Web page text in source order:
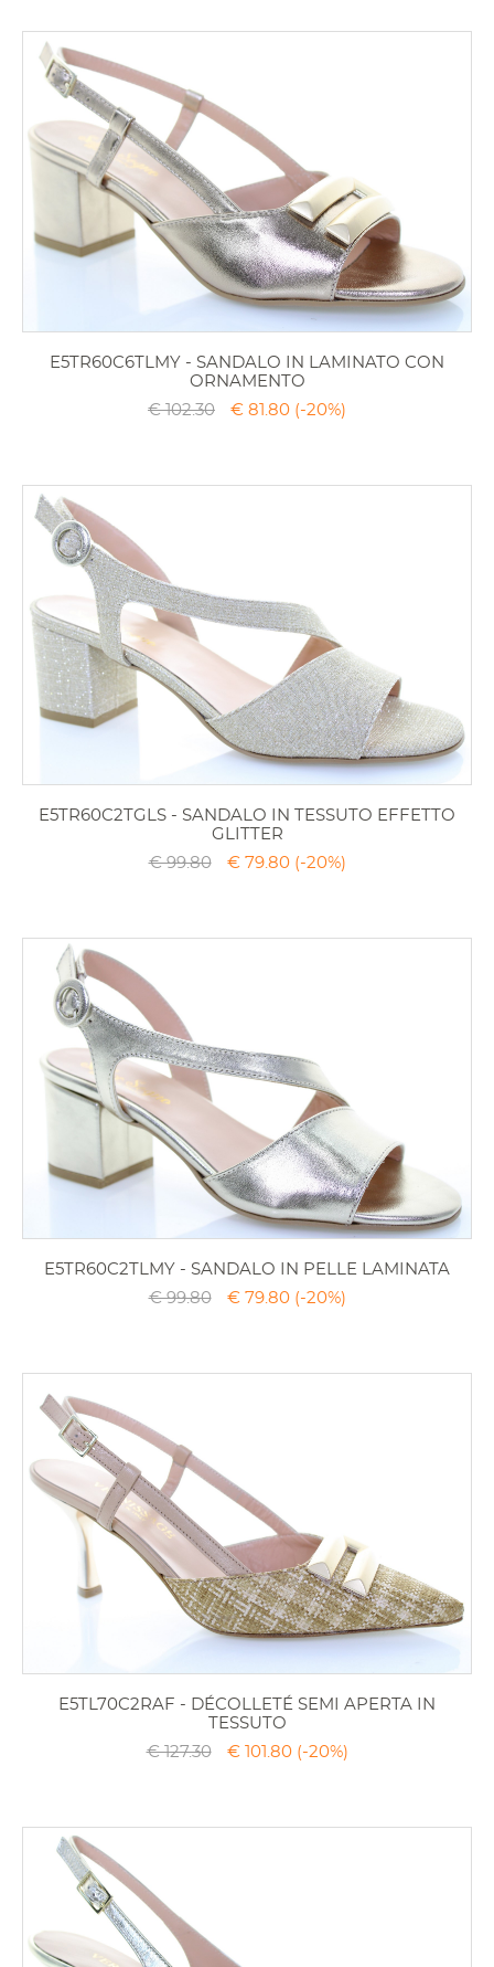
E5TR60C6TLMY - SANDALO IN LAMINATO CON
ORNAMENTO
€ 102.30
€ 81.80 (-20%)
E5TR60C2TGLS - SANDALO IN TESSUTO EFFETTO
GLITTER
€ 99.80
€ 79.80(-20%)
E5TR60C2TLMY - SANDALO IN PELLE LAMINATA
€ 99.80
€ 79.80(-20%)
E5TL70C2RAF - DÉCOLLETÉ SEMI APERTA IN
TESSUTO
€ 127.30
€ 101.80(-20%)